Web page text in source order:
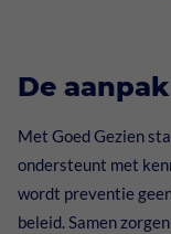
De
Met Goed Gezien
ondersteunt met
wordt preventie
beleid. Samen